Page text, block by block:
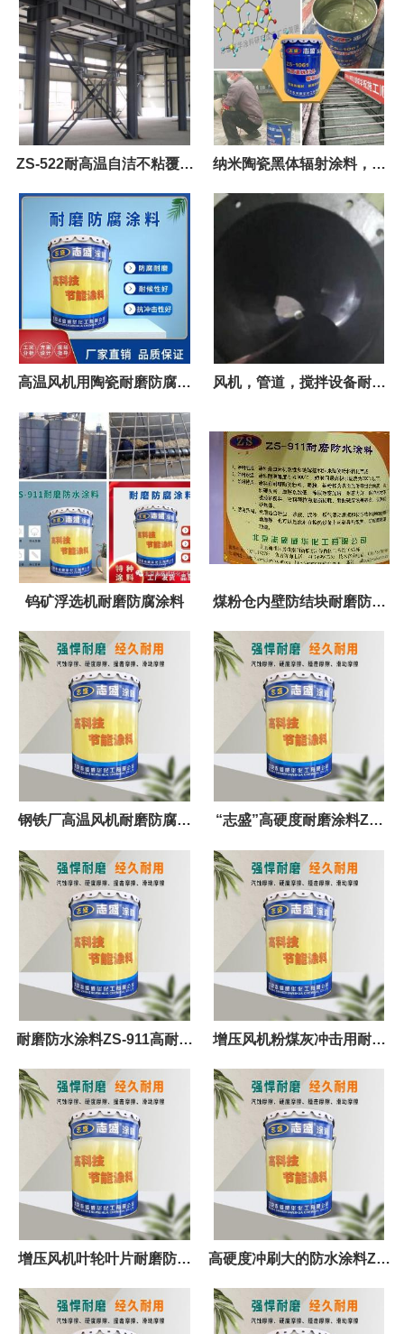
ZS-522耐高温自洁不粘覆涂
料，防钢渣防钢水
纳米陶瓷黑体辐射涂料，高
吸收高辐射
高温风机用陶瓷耐磨防腐材
料 志盛ZS-1031
风机，管道，搅拌设备耐磨
钨矿浮选机耐磨防腐涂料 煤粉仓内壁防结块耐磨防腐
材料
钢铁厂高温风机耐磨防腐涂
层 志盛ZS-911耐磨涂料
“志盛”高硬度耐磨涂料ZS-
911
耐磨防水涂料ZS-911高耐磨
防水涂料
增压风机粉煤灰冲击用耐磨
涂料ZS-911
增压风机叶轮叶片耐磨防水
涂料志盛威华ZS-911
高硬度冲刷大的防水涂料ZS-
911